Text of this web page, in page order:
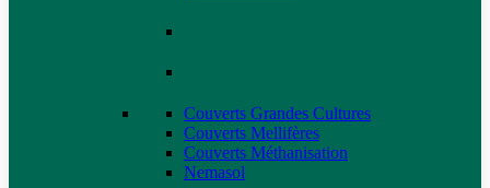
Couverts Grandes Cultures
Couverts Mellifères
Couverts Méthanisation
Nemasol